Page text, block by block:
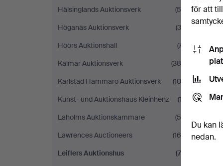
Hälsinglands Auktionsverk
(54)
Höganäs Auktionsverk
(34)
Höörs Auktionshall
(77)
Kalmar Auktionsverk
(385)
Karlstad Hammarö Auktionsverk
(104)
Kunst- und Auktionshaus Kleinhenz
(12)
Laholms Auktionskammare
(50)
Lawrences Auctioneers
(164)
Leiflers Auktionshus
(77)
för att
Du kan
nedan.